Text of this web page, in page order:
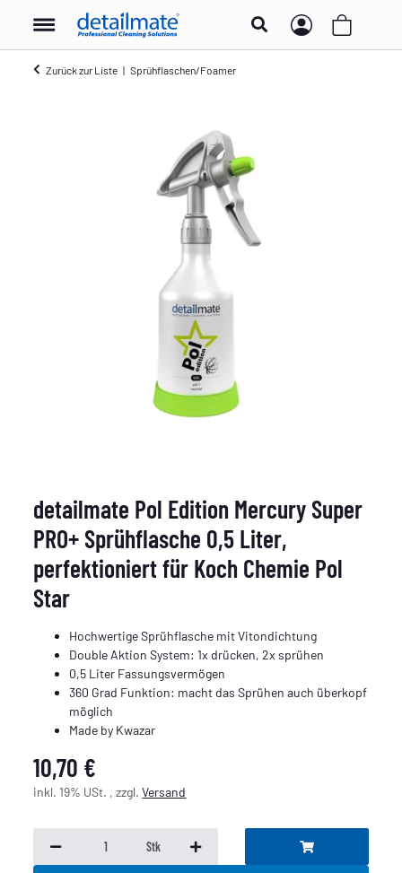
Zurück zur Liste Sprühflaschen/Foamer
detailmate Pol Edition Mercury Super
PRO+ Sprühflasche 0,5 Liter,
perfektioniert für Koch Chemie Pol
Star
Hochwertige Sprühflasche mit Vitondichtung
Double Aktion System: 1x drücken, 2x sprühen
0,5 Liter Fassungsvermögen
360 Grad Funktion: macht das Sprühen auch überkopf
möglich
Made by Kwazar
10,70 €
inkl. 19% USt. , zzgl.Versand
Stk